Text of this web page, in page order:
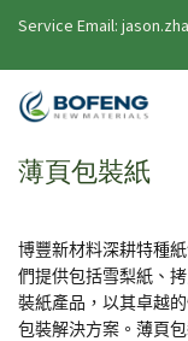
Service Email:
薄頁包裝紙
博豐新材料深耕特種
們提供包括雪梨紙、
裝紙產品，以其卓越
包裝解決方案。薄頁